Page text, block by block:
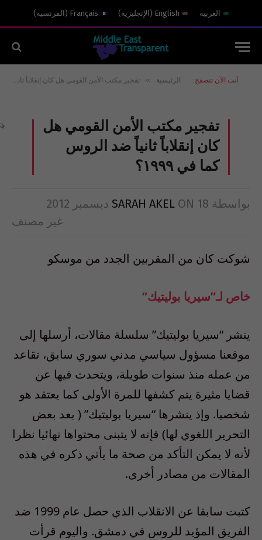
العربية English
( الإنجليزية)
Français
( الفرنسية)
أنت الآن تتصفح: الرئيسية » تفجير مكتب الأمن القومي هل كان إنقلاباً ثانياً ضد الروس كما في ١٩٩٩؟
تفجير مكتب الأمن القومي هل
كان إنقلاباً ثانياً ضد الروس
كما في ١٩٩٩؟
بواسطة SARAH AKEL ON 18 ديسمبر 2012
غير مصنف
شوكت كان من المقربين الجدد من موسكو
خاص لـ”سيريا بوليتيك”
ينشر “سيريا بوليتيك” سلسلة مقالات، أرسلها إلى
موقعنا مسؤول سياسي مدني سوري سابق، تقاعد
من عمله منذ سنوات طويلة، ويتحدث فيها عن
قضايا مثيرة يتم كشفها للمرة الأولى كما يعتقد هو
شخصيا. وإذ ينشرها “سيريا بوليتيك” ( بعد بعض
التحرير اللغوي لها) فإنه لا يتبنى محتواها نهائيا نظرا
لأنه لا يمكن التأكد من صحة ما يأتي ذكره في هذه
المقالات من مصادر أخرى.
كتبت سابقا عن الانقلاب الذي حصل عام 1999 ضد
الفريق المؤيد للروس في دمشق. واليوم قرأت